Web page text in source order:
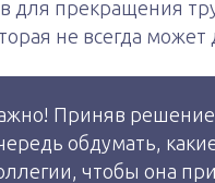
для прекращения
не всегда
Приняв решение
обдумать,
чтобы она